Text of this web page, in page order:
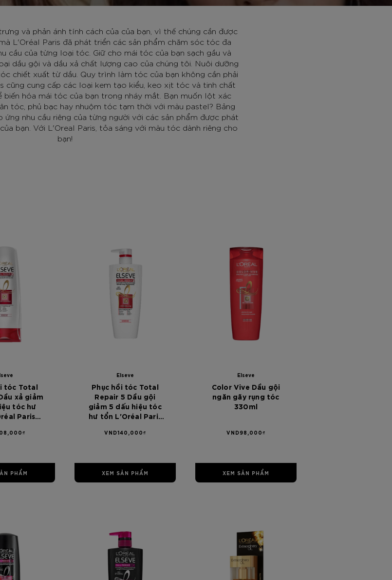
và phản ánh tính cách của của bạn, vì thế chúng cần được
L'Oréal Paris đã phát triển các sản phẩm chăm sóc tóc đa
cầu của từng loại tóc. Giữ cho mái tóc của bạn sạch gầu và
dầu gội và dầu xả chất lượng cao của chúng tôi. Nuôi dưỡng
chiết xuất từ dầu. Quy trình làm tóc của bạn không cần phải
cũng cung cấp các loại kem tạo kiểu, keo xịt tóc và tinh chất
hóa mái tóc của bạn trong nháy mắt. Bạn muốn lột xác
tóc, phủ bạc hay nhuộm tóc tạm thời với màu pastel? Bảng
ứng nhu cầu riêng của từng người với các sản phẩm được phát
bạn. Với L'Oreal Paris, tỏa sáng với màu tóc dành riêng cho
bạn!
tóc Total
xả giảm
tóc hư
PHẨM
Elseve
Phục hồi tóc Total
Repair 5 Dầu gội
giảm 5 dấu hiệu tóc
hư tổn L'Oréal Paris
Repairing Shampoo
VND140,000₫
XEM SẢN PHẨM
Elseve
Color Vive Dầu gội
ngăn gãy rụng tóc
330ml
VND98,000₫
XEM SẢN PHẨM